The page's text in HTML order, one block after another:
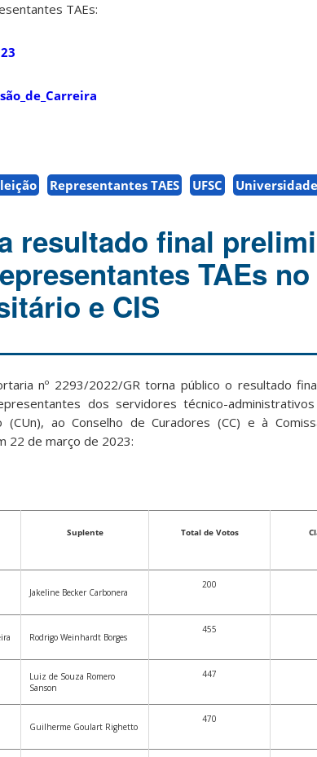
TAEs:
Representantes TAES UFSC
resultado final
TAEs no
e CIS
nº 2293/2022/GR torna público o resultado
dos servidores técnico-
(CUn), ao Conselho de Curadores (CC) e à
22 de março de 2023:
Suplente Total de Votos
Jakeline Becker Carbonera
200
Rodrigo Weinhardt Borges
455
Luiz de Souza Romero
Sanson
447
Guilherme Goulart Righetto
470